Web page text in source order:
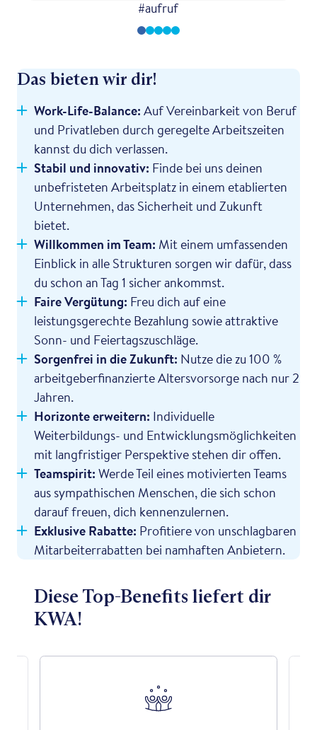
#aufruf
Das bieten wir dir!
Work-Life-Balance:Auf Vereinbarkeit von Beruf
und Privatleben durch geregelte Arbeitszeiten
kannst du dich verlassen.
Stabil und innovativ: Finde bei uns deinen
unbefristeten Arbeitsplatz in einem etablierten
Unternehmen, das Sicherheit und Zukunft
bietet.
Willkommen im Team: Mit einem umfassenden
Einblick in alle Strukturen sorgen wir dafür, dass
du schon an Tag 1 sicher ankommst.
Faire Vergütung: Freu dich auf eine
leistungsgerechte Bezahlung sowie attraktive
Sonn- und Feiertagszuschläge.
Sorgenfrei in die Zukunft: Nutze die zu 100 %
arbeitgeberfinanzierte Altersvorsorge nach nur 2
Jahren.
Horizonte erweitern: Individuelle
Weiterbildungs- und Entwicklungsmöglichkeiten
mit langfristiger Perspektive stehen dir offen.
Teamspirit:Werde Teil eines motivierten Teams
aus sympathischen Menschen, die sich schon
darauf freuen, dich kennenzulernen.
Exklusive Rabatte: Profitiere von unschlagbaren
Mitarbeiterrabatten bei namhaften Anbietern.
Diese Top-Benefits liefert dir
KWA!